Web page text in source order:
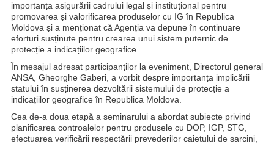
importanța asigurării cadrului legal și instituțional pentru
promovarea și valorificarea produselor cu IG în Republica
Moldova și a menționat că Agenția va depune în continuare
eforturi susținute pentru crearea unui sistem puternic de
protecție a indicațiilor geografice.
În mesajul adresat participanților la eveniment, Directorul general
ANSA, Gheorghe Gaberi, a vorbit despre importanța implicării
statului în susținerea dezvoltării sistemului de protecție a
indicațiilor geografice în Republica Moldova.
Cea de-a doua etapă a seminarului a abordat subiecte privind
planificarea controalelor pentru produsele cu DOP, IGP, STG,
efectuarea verificării respectării prevederilor caietului de sarcini,